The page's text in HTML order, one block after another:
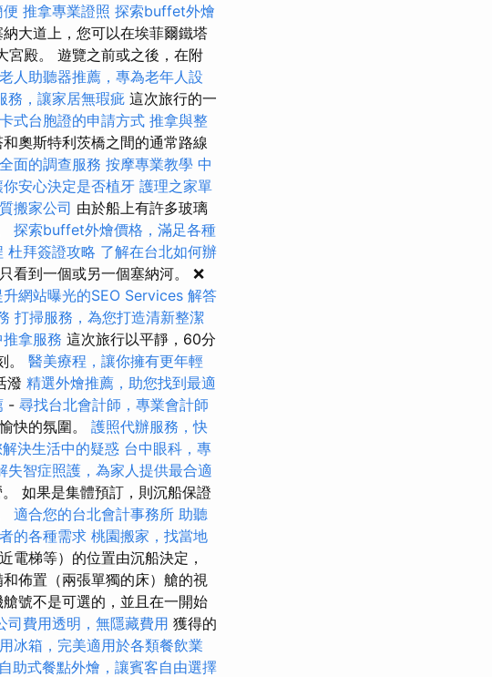
推拿專業證照 探索buffet外燴
納大道上，您可以在埃菲爾鐵塔
宮殿。 遊覽之前或之後，在附
老人助聽器推薦，專為老年人設
務，讓家居無瑕疵 這次旅行的一
式台胞證的申請方式 推拿與整
奧斯特利茨橋之間的通常路線
面的調查服務 按摩專業教學 中
安心決定是否植牙 護理之家單
搬家公司 由於船上有許多玻璃
探索buffet外燴價格，滿足各種
杜拜簽證攻略 了解在台北如何辦
看到一個或另一個塞納河。 ❌
升網站曝光的SEO Services 解答
打掃服務，為您打造清新整潔
推拿服務 這次旅行以平靜，60分
。 醫美療程，讓你擁有更年輕
潑 精選外燴推薦，助您找到最適
- 尋找台北會計師，專業會計師
快的氛圍。 護照代辦服務，快
決生活中的疑惑 台中眼科，專
失智症照護，為家人提供最合適
如果是集體預訂，則沉船保證
適合您的台北會計事務所 助聽
的各種需求 桃園搬家，找當地
電梯等）的位置由沉船決定，
佈置（兩張單獨的床）艙的視
號不是可選的，並且在一開始
司費用透明，無隱藏費用 獲得的
冰箱，完美適用於各類餐飲業
自助式餐點外燴，讓賓客自由選擇